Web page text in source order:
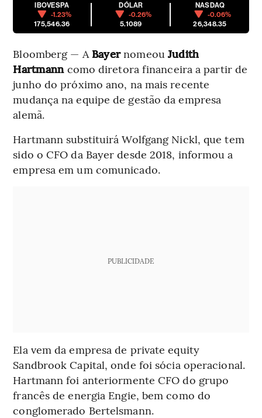
IBOVESPA
-1.23%
175,546.36
DÓLAR
-0.26%
5.1089
NASDAQ
-0.06%
26,348.35
Bloomberg — A Bayernomeou Judith
Hartmann como diretora financeira a partir de
junho do próximo ano, na mais recente
mudança na equipe de gestão da empresa
alemã.
Hartmann substituirá Wolfgang Nickl, que tem
sido o CFO da Bayer desde 2018, informou a
empresa em um comunicado.
PUBLICIDADE
Ela vem da empresa de private equity
Sandbrook Capital, onde foi sócia operacional.
Hartmann foi anteriormente CFO do grupo
francês de energia Engie, bem como do
conglomerado Bertelsmann.